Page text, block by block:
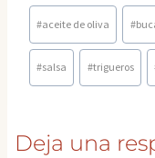
Etiquetas
de
la
#aceite de oliva #
#salsa #trigueros
Deja una